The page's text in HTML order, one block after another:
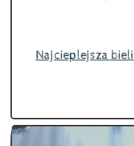
Najcieplejsza